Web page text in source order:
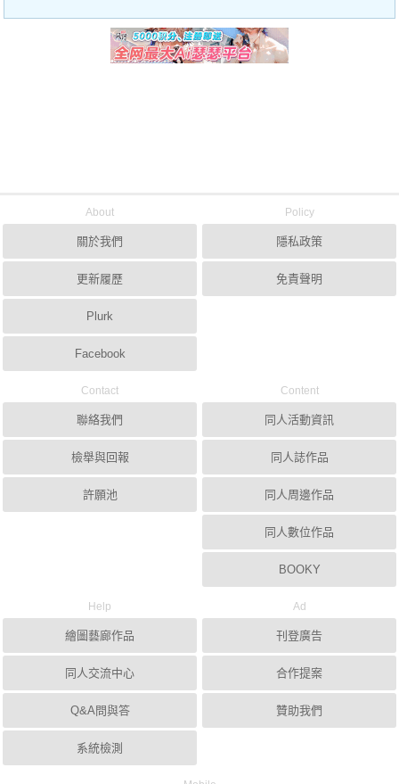
About
關於我們
更新履歷
Plurk
Facebook
Policy
隱私政策
免責聲明
Contact
聯絡我們
檢舉與回報
許願池
Content
同人活動資訊
同人誌作品
同人周邊作品
同人數位作品
BOOKY
Help
繪圖藝廊作品
同人交流中心
Q&A問與答
系統檢測
Ad
刊登廣告
合作提案
贊助我們